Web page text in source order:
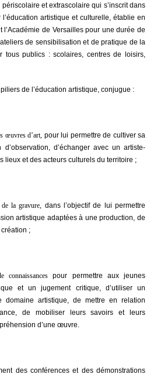
et extrascolaire qui s’inscrit dans
artistique et culturelle, établie en
de Versailles pour une durée de
de sensibilisation et de pratique de la
tous publics : scolaires, centres de loisirs,
de l’éducation artistique, conjugue :
œuvres d’art, pour lui permettre de cultiver sa
d’échanger avec un artiste-
lieux et des acteurs culturels du territoire ;
la gravure, dans l’objectif de lui permettre
artistique adaptées à une production, de
;
pour permettre aux jeunes
et un jugement critique, d’utiliser un
domaine artistique, de mettre en relation
de mobiliser leurs savoirs et leurs
d’une œuvre.
des conférences et des démonstrations